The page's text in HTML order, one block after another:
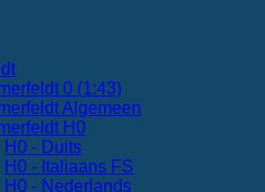
0 (1:43)
Algemeen
H0
H0 - Duits
H0 - Italiaans FS
H0 - Nederlands